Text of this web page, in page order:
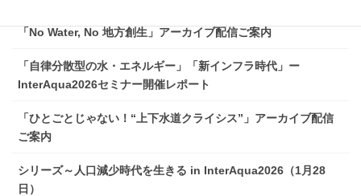
「No Water, No 地方創生」アーカイブ配信ご案内
「自律分散型の水・エネルギー」「新インフラ時代」ー
InterAqua2026セミナー開催レポート
「ひとごとじゃない！“上下水道クライシス”」アーカイブ配信
ご案内
シリーズ～人口減少時代を生きる in InterAqua2026（1月28
日）